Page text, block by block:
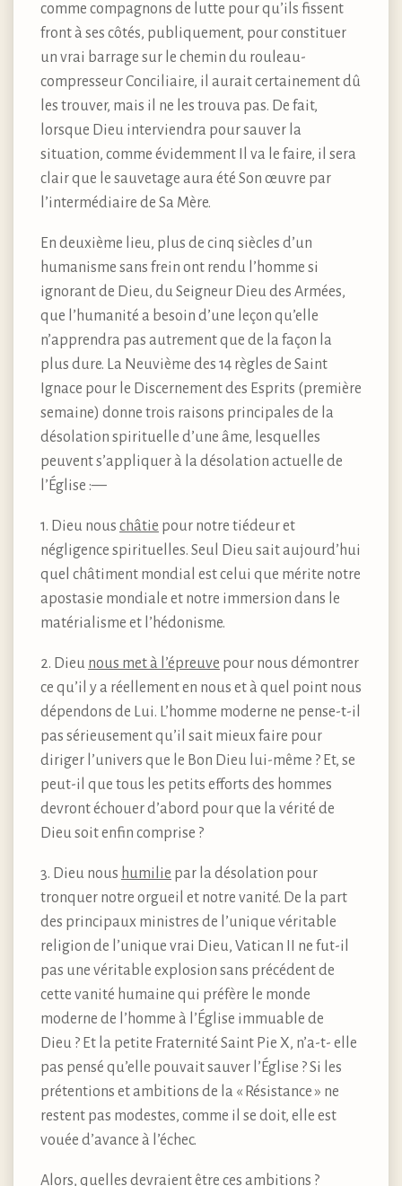
comme compagnons de lutte pour qu’ils fissent
front à ses côtés, publiquement, pour constituer
un vrai barrage sur le chemin du rouleau-
compresseur Conciliaire, il aurait certainement dû
les trouver, mais il ne les trouva pas. De fait,
lorsque Dieu interviendra pour sauver la
situation, comme évidemment Il va le faire, il sera
clair que le sauvetage aura été Son œuvre par
l’intermédiaire de Sa Mère.
En deuxième lieu, plus de cinq siècles d’un
humanisme sans frein ont rendu l’homme si
ignorant de Dieu, du Seigneur Dieu des Armées,
que l’humanité a besoin d’une leçon qu’elle
n’apprendra pas autrement que de la façon la
plus dure. La Neuvième des 14 règles de Saint
Ignace pour le Discernement des Esprits (première
semaine) donne trois raisons principales de la
désolation spirituelle d’une âme, lesquelles
peuvent s’appliquer à la désolation actuelle de
l’Église :—
1. Dieu nous châtie pour notre tiédeur et
négligence spirituelles. Seul Dieu sait aujourd’hui
quel châtiment mondial est celui que mérite notre
apostasie mondiale et notre immersion dans le
matérialisme et l’hédonisme.
2. Dieu nous met à l’épreuve pour nous démontrer
ce qu’il y a réellement en nous et à quel point nous
dépendons de Lui. L’homme moderne ne pense-t-il
pas sérieusement qu’il sait mieux faire pour
diriger l’univers que le Bon Dieu lui-même ? Et, se
peut-il que tous les petits efforts des hommes
devront échouer d’abord pour que la vérité de
Dieu soit enfin comprise ?
3. Dieu nous humilie par la désolation pour
tronquer notre orgueil et notre vanité. De la part
des principaux ministres de l’unique véritable
religion de l’unique vrai Dieu, Vatican II ne fut-il
pas une véritable explosion sans précédent de
cette vanité humaine qui préfère le monde
moderne de l’homme à l’Église immuable de
Dieu ? Et la petite Fraternité Saint Pie X, n’a-t- elle
pas pensé qu’elle pouvait sauver l’Église ? Si les
prétentions et ambitions de la « Résistance » ne
restent pas modestes, comme il se doit, elle est
vouée d’avance à l’échec.
Alors, quelles devraient être ces ambitions ?